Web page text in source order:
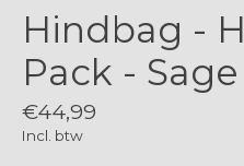
Hindbag -
Pack - Sage
€44,99
Incl. btw